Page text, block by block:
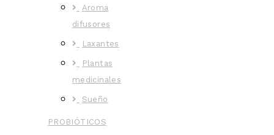
Aroma
difusores
Laxantes
Plantas
medicinales
Sueño
PROBIÓTICOS